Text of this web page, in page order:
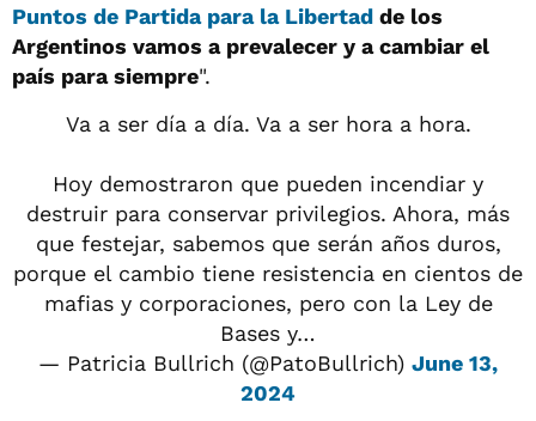
Puntos de Partida para la Libertad de los
Argentinos vamos a prevalecer y a cambiar el
país para siempre".
Va a ser día a día. Va a ser hora a hora.
Hoy demostraron que pueden incendiar y
destruir para conservar privilegios. Ahora, más
que festejar, sabemos que serán años duros,
porque el cambio tiene resistencia en cientos de
mafias y corporaciones, pero con la Ley de
Bases y…
— Patricia Bullrich (@PatoBullrich) June 13,
2024